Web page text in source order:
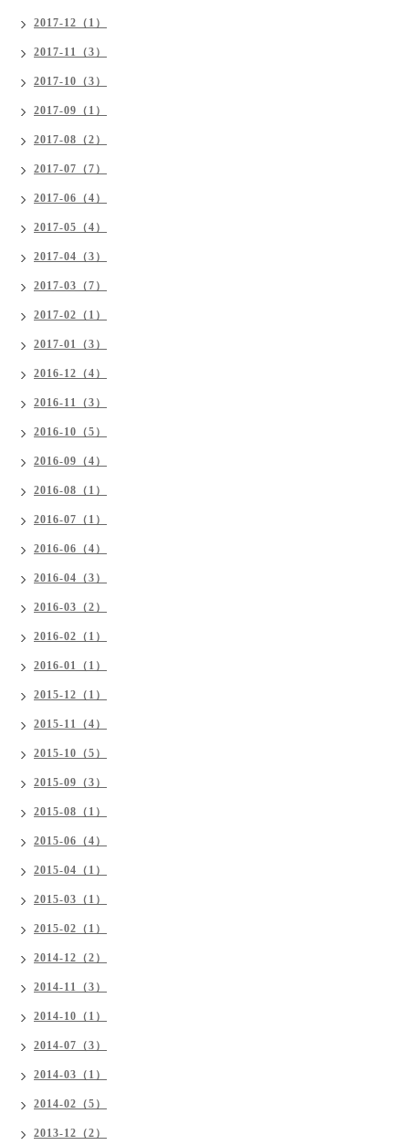
2017-12（1）
2017-11（3）
2017-10（3）
2017-09（1）
2017-08（2）
2017-07（7）
2017-06（4）
2017-05（4）
2017-04（3）
2017-03（7）
2017-02（1）
2017-01（3）
2016-12（4）
2016-11（3）
2016-10（5）
2016-09（4）
2016-08（1）
2016-07（1）
2016-06（4）
2016-04（3）
2016-03（2）
2016-02（1）
2016-01（1）
2015-12（1）
2015-11（4）
2015-10（5）
2015-09（3）
2015-08（1）
2015-06（4）
2015-04（1）
2015-03（1）
2015-02（1）
2014-12（2）
2014-11（3）
2014-10（1）
2014-07（3）
2014-03（1）
2014-02（5）
2013-12（2）